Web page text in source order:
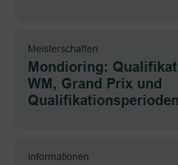
Meisterschaften
Mondioring:
WM, Grand Prix und
Qualifikationsperioden
Informationen